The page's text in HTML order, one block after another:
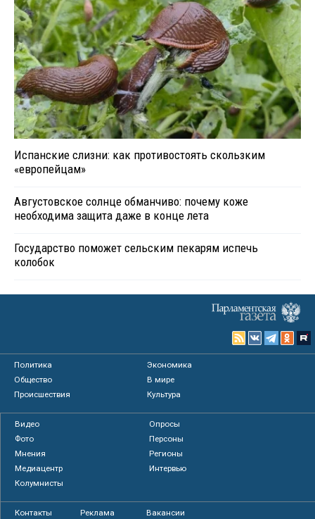
Испанские слизни: как противостоять скользким
«европейцам»
Августовское солнце обманчиво: почему коже
необходима защита даже в конце лета
Государство поможет сельским пекарям испечь
колобок
Политика
Экономика
Общество
В мире
Происшествия
Культура
Видео
Опросы
Фото
Персоны
Мнения
Регионы
Медиацентр
Интервью
Колумнисты
Контакты Реклама Вакансии